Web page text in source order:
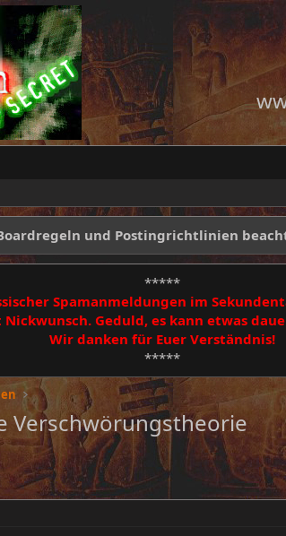
und Postingrichtlinien
*****
Spamanmeldungen im
Geduld, es kann etwas
Wir danken für Euer Verständnis!
*****
Verschwörungstheorie